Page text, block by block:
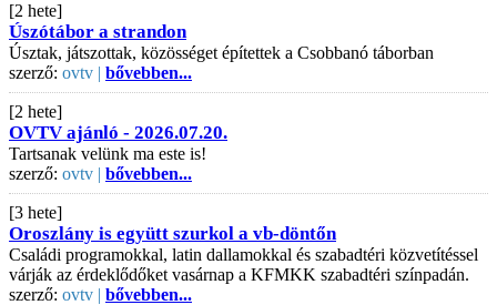
[2 hete]
Úszótábor a strandon
Úsztak, játszottak, közösséget építettek a Csobbanó táborban
szerző: ovtv | bővebben...
[2 hete]
OVTV ajánló - 2026.07.20.
Tartsanak velünk ma este is!
szerző: ovtv | bővebben...
[3 hete]
Oroszlány is együtt szurkol a vb-döntőn
Családi programokkal, latin dallamokkal és szabadtéri közvetítéssel
várják az érdeklődőket vasárnap a KFMKK szabadtéri színpadán.
szerző: ovtv | bővebben...